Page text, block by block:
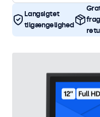
Langsigtet
tilgængelighed